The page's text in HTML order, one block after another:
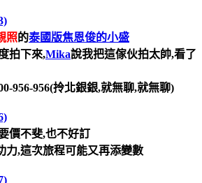
照的泰國版焦恩俊的小盛
拍下來,Mika說我把這傢伙拍太帥,看了
956-956(拎北銀銀,就無聊,就無聊)
價不斐,也不好訂
力,這次旅程可能又再添變數